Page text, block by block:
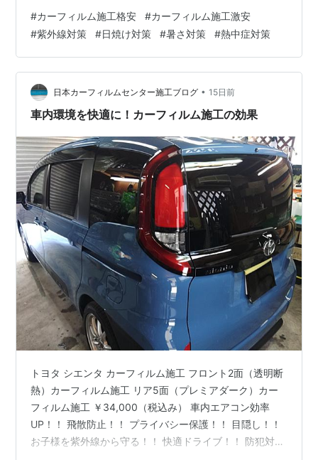
対策 暑さ対策 燃費向上 断熱 商用車 軽自動車 軽貨物 配
送車 洗車 メンテナンス ガラスコーティング ドレスアッ
プ 軽貨物の目隠し・防犯対策 軽自動車 リア5面 カーフィ
ルム施工 激安 ￥15,000(税込) ＊ドア三角ある場合+
￥2,000 お子様を暑さ・日差し…
#カーフィルム施工格安 #カーフィルム施工激安
#紫外線対策 #日焼け対策 #暑さ対策 #熱中症対策
日本カーフィルムセンター施工ブログ • 15日前
車内環境を快適に！カーフィルム施工の効果
トヨタ シエンタ カーフィルム施工 フロント2面（透明断
熱）カーフィルム施工 リア5面（プレミアダーク）カー
フィルム施工 ￥34,000（税込み） 車内エアコン効率
UP！！ 飛散防止！！ プライバシー保護！！ 目隠し！！
お子様を紫外線から守る！！ 快適ドライブ！！ 防犯対策